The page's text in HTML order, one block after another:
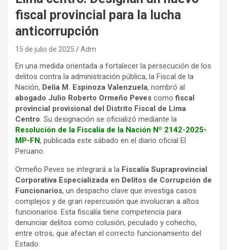
fiscal provincial para la lucha
anticorrupción
15 de julio de 2025 Adm
En una medida orientada a fortalecer la persecución de los
delitos contra la administración pública, la Fiscal de la
Nación, Delia M. Espinoza Valenzuela, nombró al
abogado Julio Roberto Ormeño Peves comofiscal
provincial provisional del Distrito Fiscal de Lima
Centro. Su designación se oficializó mediante la
Resolución de la Fiscalía de la Nación Nº 2142-2025-
MP-FN, publicada este sábado en el diario oficial El
Peruano.
Ormeño Peves se integrará a la Fiscalía Supraprovincial
Corporativa Especializada en Delitos de Corrupción de
Funcionarios, un despacho clave que investiga casos
complejos y de gran repercusión que involucran a altos
funcionarios. Esta fiscalía tiene competencia para
denunciar delitos como colusión, peculado y cohecho,
entre otros, que afectan el correcto funcionamiento del
Estado.